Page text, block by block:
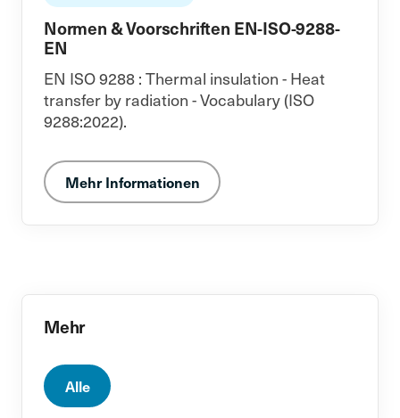
Normen & Voorschriften EN-ISO-9288-
EN
EN ISO 9288 : Thermal insulation - Heat
transfer by radiation - Vocabulary (ISO
9288:2022).
Mehr Informationen
Mehr
Alle